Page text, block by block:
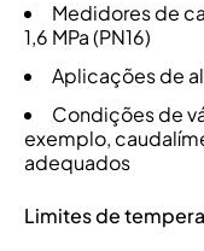
Medidores de
1,6 MPa (PN16)
Aplicações de
Condições de
exemplo,
adequados
Limites de